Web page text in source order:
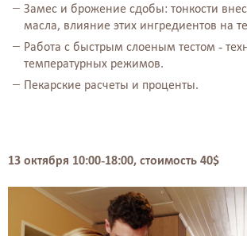
Замес и брожение сдобы: тонкости
масла, влияние этих ингредиентов на
Работа с быстрым слоеным тестом -
температурных режимов.
Пекарские расчеты и проценты.
13 октября 10:00-18:00, стоимость 40$